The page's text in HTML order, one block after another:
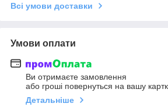
Всі умови доставки
Умови оплати
Ви отримаєте замовлення
або гроші повернуться на вашу
Детальніше